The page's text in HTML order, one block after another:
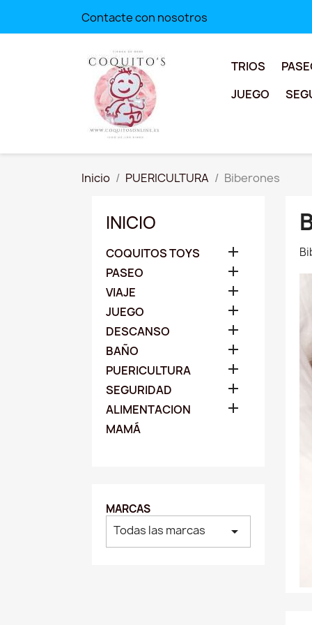
Contacte con nosotros
TRIOS
JUEGO
Inicio PUERICULTURA Biberones
INICIO
COQUITOS TOYS 
PASEO 
VIAJE 
JUEGO 
DESCANSO 
BAÑO 
PUERICULTURA 
SEGURIDAD 
ALIMENTACION 
MAMÁ
MARCAS
Todas las marcas arrow_drop_down